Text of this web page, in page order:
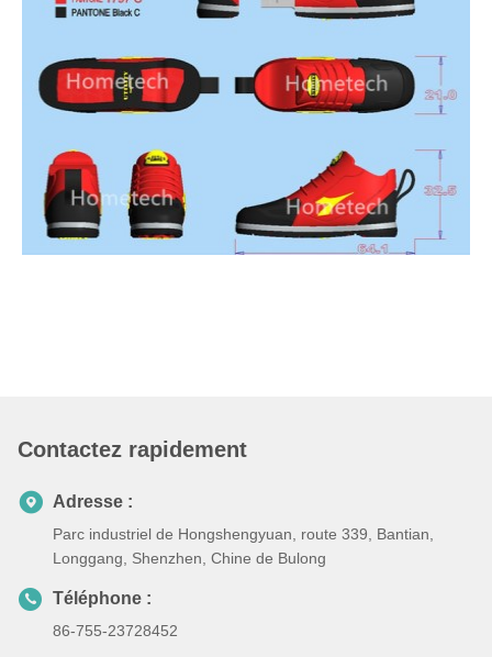
Contactez rapidement
Adresse :
Parc industriel de Hongshengyuan, route 339, Bantian,
Longgang, Shenzhen, Chine de Bulong
Téléphone :
86-755-23728452